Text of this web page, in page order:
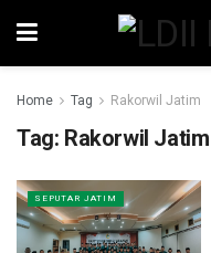
Home Tag Rakorwil Jatim
Tag: Rakorwil Jatim
SEPUTAR JATIM